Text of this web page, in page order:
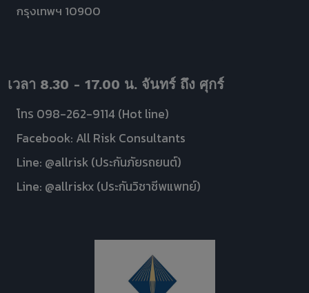
วางแผน
กัน
อนาคต
กรุงเทพฯ 10900
เวลา 8.30 - 17.00 น. จันทร์ ถึง ศุกร์
โทร 098-262-9114 (Hot line)
Facebook: All Risk Consultants
Line: @allrisk (ประกันภัยรถยนต์)
Line: @allriskx (ประกันวิชาชีพแพทย์)